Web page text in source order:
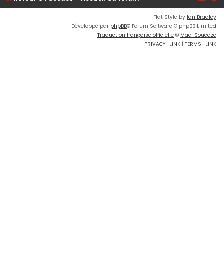
Flat Style by Ian Bradley
Développé par phpBB® Forum Software © phpBB Limited
Traduction française officielle © Maël Soucaze
PRIVACY_LINK | TERMS_LINK